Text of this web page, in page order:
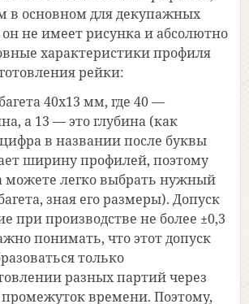
в основном для декупажных
он не имеет рисунка и абсолютно
характеристики профиля
рейки:
40х13 мм, где 40 —
а 13 — это глубина (как
в названии после буквы
ширину профилей, поэтому
можете легко выбрать нужный
зная его размеры). Допуск
при производстве не более ±0,3
понимать, что этот допуск
только
разных партий через
времени. Поэтому,